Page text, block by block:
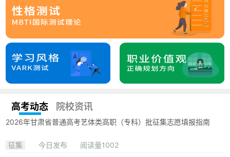
高考动态 院校资讯
2026年甘肃省普通高考艺体类高职（专科）批征集志愿填报指南
征集 今日发布
阅读量1002